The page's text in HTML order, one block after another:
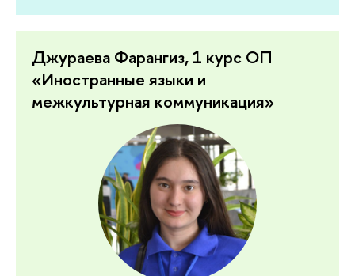
Джураева Фарангиз, 1 курс ОП
«Иностранные языки и
межкультурная коммуникация»